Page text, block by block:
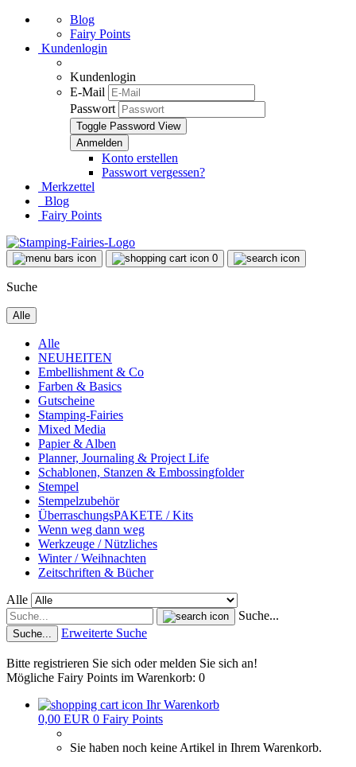
Blog
Fairy Points
Kundenlogin
Kundenlogin
E-Mail
Passwort
Toggle Password View
Konto erstellen
Passwort vergessen?
Merkzettel
Blog
Fairy Points
0
Suche
Alle
Alle
NEUHEITEN
Embellishment & Co
Farben & Basics
Gutscheine
Stamping-Fairies
Mixed Media
Papier & Alben
Planner, Journaling & Project Life
Schablonen, Stanzen & Embossingfolder
Stempel
Stempelzubehör
ÜberraschungsPAKETE / Kits
Wenn weg dann weg
Werkzeuge / Nützliches
Winter / Weihnachten
Zeitschriften & Bücher
Alle
Suche...
Suche... Erweiterte Suche
Bitte registrieren Sie sich oder melden Sie sich an!
Mögliche Fairy Points im Warenkorb: 0
Ihr Warenkorb
0,00 EUR 0 Fairy Points
Sie haben noch keine Artikel in Ihrem Warenkorb.